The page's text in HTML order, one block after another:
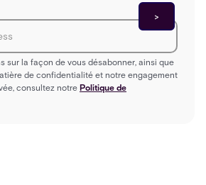
sur la façon de vous désabonner, ainsi que
de confidentialité et notre engagement
consultez notre Politique de